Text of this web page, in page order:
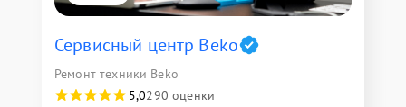
Сервисный центр Beko
Ремонт техники Beko
5,0290 оценки